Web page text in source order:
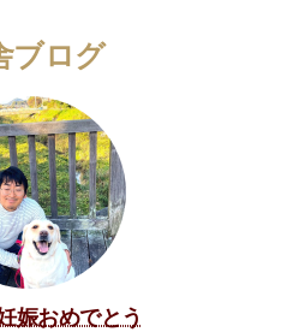
ブログ
娠おめでとう